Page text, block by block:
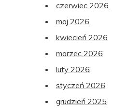
czerwiec 2026
maj 2026
kwiecień 2026
marzec 2026
luty 2026
styczeń 2026
grudzień 2025